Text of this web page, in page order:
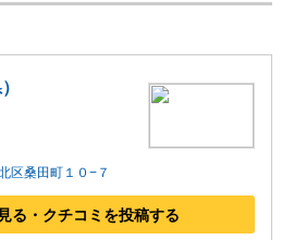
区桑田町１０−７
る・クチコミを投稿する